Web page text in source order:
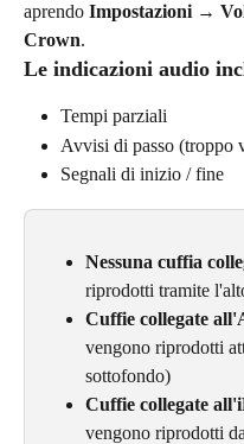
aprendo Impostazioni →
Crown.
Le indicazioni audio
Tempi parziali
Avvisi di passo (troppo
Segnali di inizio / fine
Nessuna cuffia
riprodotti tramite
Cuffie collegate
vengono riprodotti
sottofondo)
Cuffie collegate
vengono riprodotti